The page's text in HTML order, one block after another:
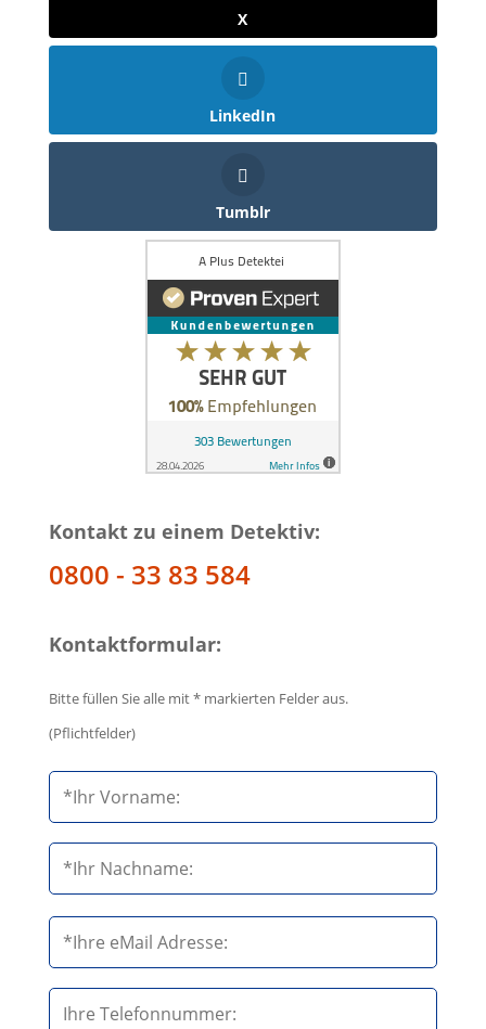
X
LinkedIn
Tumblr
Kontakt zu einem Detektiv:
0800 - 33 83 584
Kontaktformular:
Bitte füllen Sie alle mit * markierten Felder aus.
(Pflichtfelder)
i
t
t
e
a
i
t